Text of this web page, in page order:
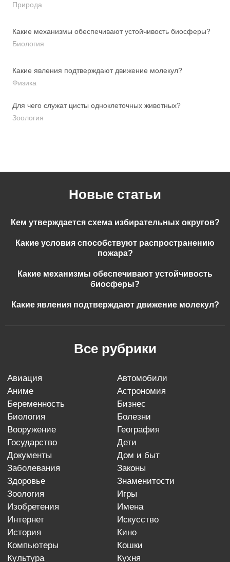
Природа
Какие механизмы обеспечивают устойчивость биосферы?
Биология
Какие явления подтверждают движение молекул?
Физика
Для чего служат цисты одноклеточных животных?
Зоология
Новые статьи
Кем утверждается схема избирательных округов?
Какие условия способствуют распространению
пожара?
Какие механизмы обеспечивают устойчивость
биосферы?
Какие явления подтверждают движение молекул?
Все рубрики
авиация
автомобили
аниме
астрономия
беременность
бизнес
биология
болезни
вооружение
география
государство
дети
документы
дом и быт
заболевания
законы
здоровье
знаменитости
зоология
игры
изобретения
имена
интернет
искусство
история
кино
компьютеры
кошки
культура
кухня